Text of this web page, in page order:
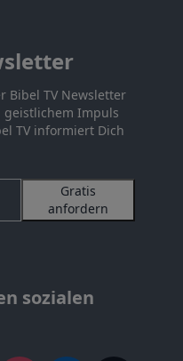
Bibel TV Newsletter
Impuls
TV informiert Dich
Gratis
anfordern
sozialen